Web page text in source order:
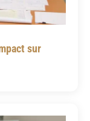
sur